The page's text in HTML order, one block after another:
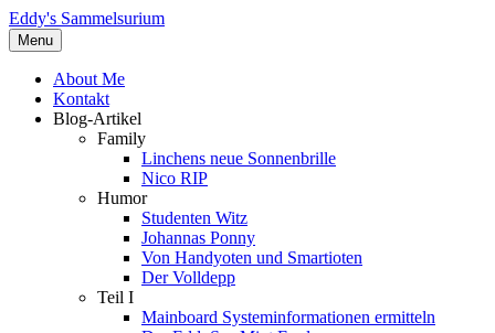
Eddy's Sammelsurium
Menu
About Me
Kontakt
Blog-Artikel
Family
Linchens neue Sonnenbrille
Nico RIP
Humor
Studenten Witz
Johannas Ponny
Von Handyoten und Smartioten
Der Volldepp
Teil I
Mainboard Systeminformationen ermitteln